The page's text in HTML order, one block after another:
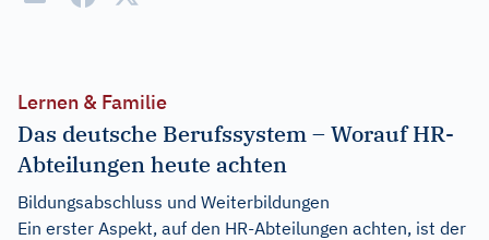
Lernen & Familie
Das deutsche Berufssystem – Worauf HR-
Abteilungen heute achten
Bildungsabschluss und Weiterbildungen
Ein erster Aspekt, auf den HR-Abteilungen achten, ist der